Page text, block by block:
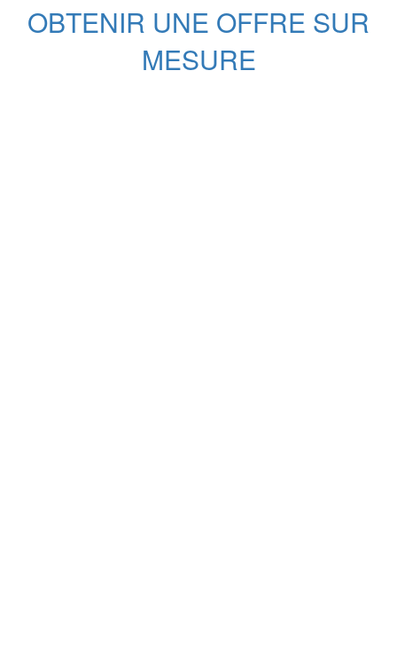
OBTENIR UNE OFFRE SUR
MESURE